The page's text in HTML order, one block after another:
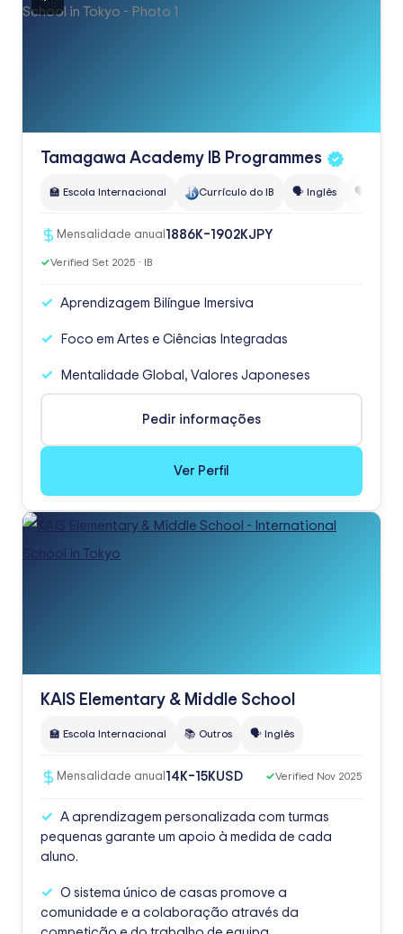
Tamagawa Academy IB Programmes
🏫 Escola Internacional Currículo do IB 🗣️ Inglês 🗣️
Mensalidade anual 1886K–1902KJPY
✓Verified Set 2025 · IB
Aprendizagem Bilíngue Imersiva
Foco em Artes e Ciências Integradas
Mentalidade Global, Valores Japoneses
Pedir informações
Ver Perfil
KAIS Elementary & Middle School
🏫 Escola Internacional 📚 Outros 🗣️ Inglês
Mensalidade anual 14K–15KUSD ✓Verified Nov 2025
A aprendizagem personalizada com turmas
pequenas garante um apoio à medida de cada
aluno.
O sistema único de casas promove a
comunidade e a colaboração através da